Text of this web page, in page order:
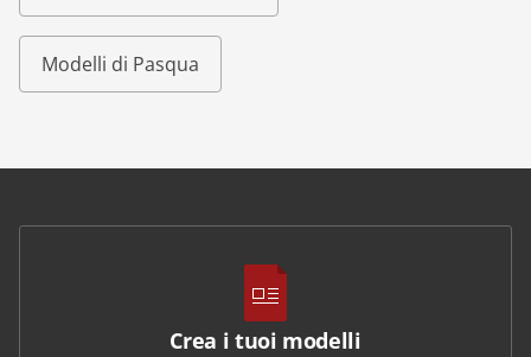
Modelli di Pasqua
Crea i tuoi modelli